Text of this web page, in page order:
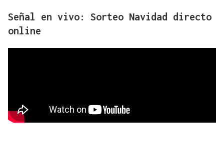
Señal en vivo: Sorteo Navidad directo
online